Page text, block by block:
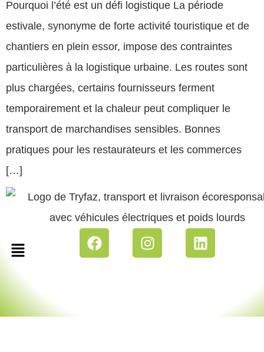
Pourquoi l’été est un défi logistique La période
estivale, synonyme de forte activité touristique et de
chantiers en plein essor, impose des contraintes
particulières à la logistique urbaine. Les routes sont
plus chargées, certains fournisseurs ferment
temporairement et la chaleur peut compliquer le
transport de marchandises sensibles. Bonnes
pratiques pour les restaurateurs et les commerces
[…]